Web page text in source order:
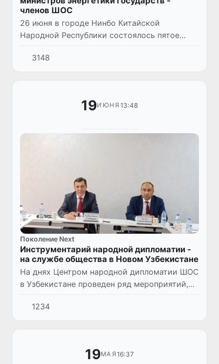
членов ШОС
26 июня в городе Нинбо Китайской
Народной Республики состоялось пятое
заседание министров энергетики государств
- членов Шанхайской организации
сотрудничества (ШОС).
3148
19ИЮНЯ 13:48
Поколение Next
Инструментарий народной дипломатии -
на службе общества в Новом Узбекистане
На днях Центром народной дипломатии ШОС
в Узбекистане проведен ряд мероприятий,
посвященных очередной годовщине со дня
создания этой негосударственной
некоммерческой организации, в...
1234
19МАЯ16:37